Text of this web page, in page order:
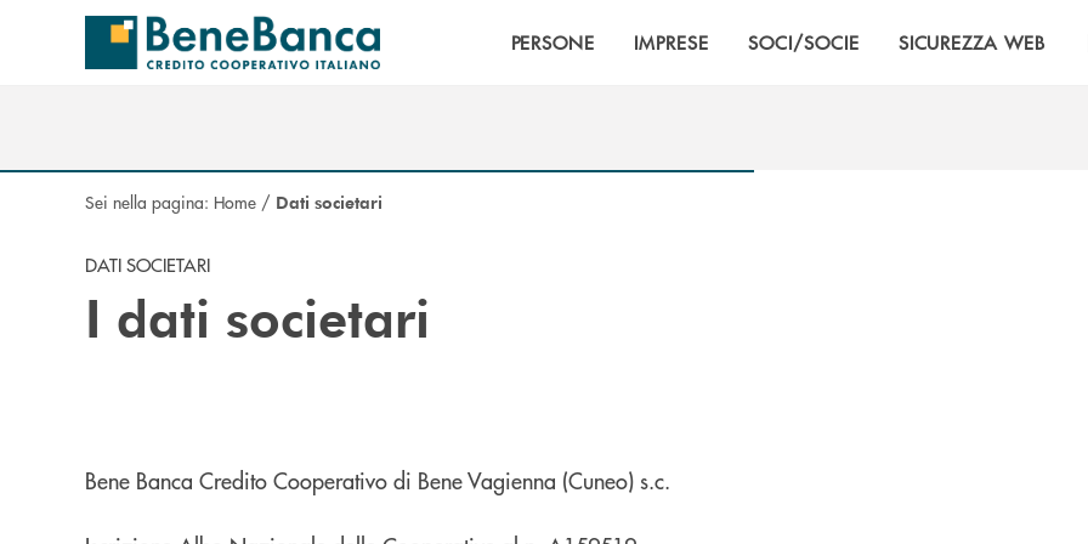
Salta al contenuto principale
PERSONE IMPRESE SOCI/SOCIE SICUREZZA WEB
Sei nella pagina: Home / Dati societari
DATI SOCIETARI
I dati societari
Bene Banca Credito Cooperativo di Bene Vagienna (Cuneo) s.c.